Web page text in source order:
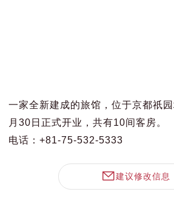
一家全新建成的旅馆，位于京都祇
月30日正式开业，共有10间客房。
电话：+81-75-532-5333
建议修改信息